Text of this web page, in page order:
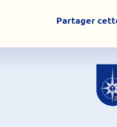
Partager